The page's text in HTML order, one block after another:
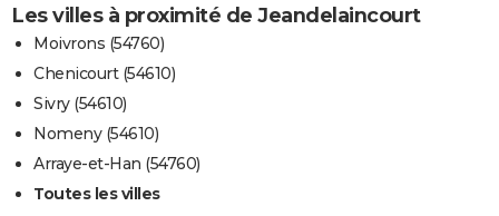
Les villes à proximité de Jeandelaincourt
Moivrons (54760)
Chenicourt (54610)
Sivry (54610)
Nomeny (54610)
Arraye-et-Han (54760)
Toutes les villes